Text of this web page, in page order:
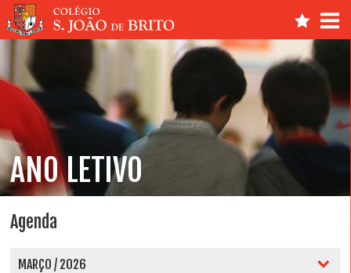
ANO LETIVO
Agenda
MARÇO / 2026